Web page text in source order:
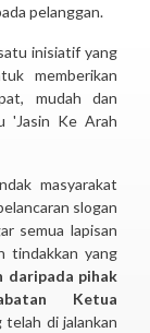
pelanggan.
inisiatif yang
memberikan
mudah dan
'Jasin Ke Arah
masyarakat
slogan
semua lapisan
tindakkan yang
daripada pihak
Ketua
telah di jalankan